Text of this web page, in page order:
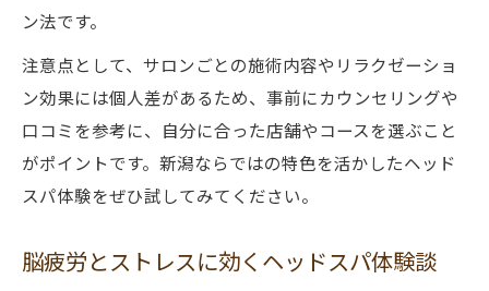
ン法です。
注意点として、サロンごとの施術内容やリラクゼーショ
ン効果には個人差があるため、事前にカウンセリングや
口コミを参考に、自分に合った店舗やコースを選ぶこと
がポイントです。新潟ならではの特色を活かしたヘッド
スパ体験をぜひ試してみてください。
脳疲労とストレスに効くヘッドスパ体験談